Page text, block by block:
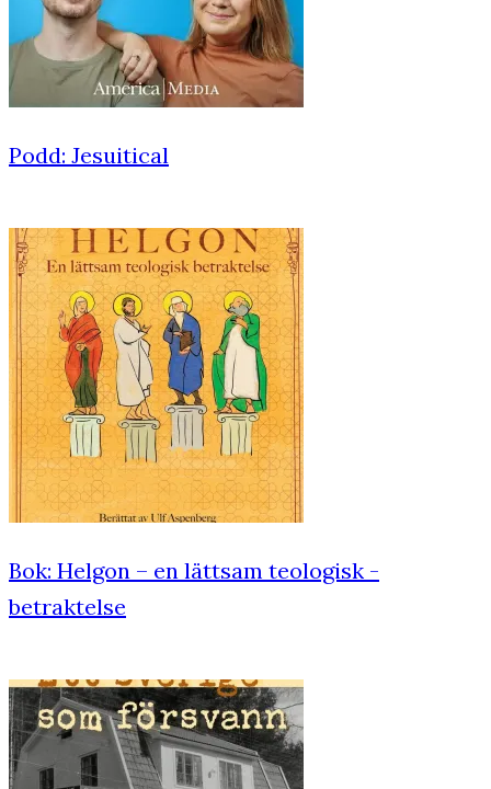
Podd: Jesuitical
Bok: Helgon – en lättsam teologisk ­
betraktelse